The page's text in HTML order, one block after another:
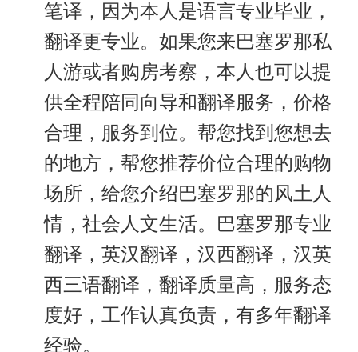
笔译，因为本人是语言专业毕业，
翻译更专业。如果您来巴塞罗那私
人游或者购房考察，本人也可以提
供全程陪同向导和翻译服务，价格
合理，服务到位。帮您找到您想去
的地方，帮您推荐价位合理的购物
场所，给您介绍巴塞罗那的风土人
情，社会人文生活。巴塞罗那专业
翻译，英汉翻译，汉西翻译，汉英
西三语翻译，翻译质量高，服务态
度好，工作认真负责，有多年翻译
经验。